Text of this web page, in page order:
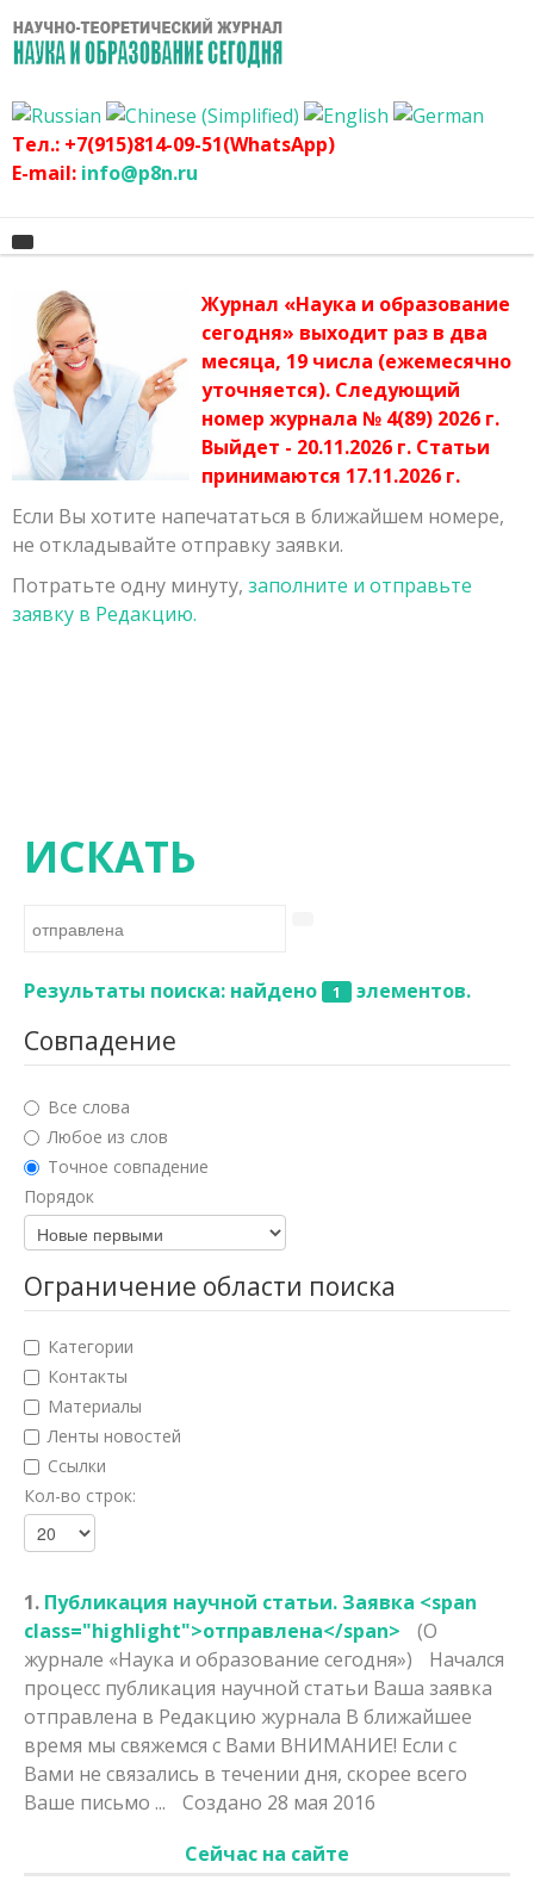
Тел.: +7(915)814-09-51(WhatsApp)
E-mail: info@p8n.ru
Главная
Архив журнала
Сертификат
Публикационная этика журнала
Политика журнала
Порядок рецензирования рукописей, поступивших в
редакцию
О журнале
График
Оргвзнос
Наши авторы
Физико-математические науки
Химические науки
Исторические науки
Философские науки
Филологические науки
Географические науки
Педагогические науки
Медицинские науки
Фармацевтические науки
Искусствоведение
Архитектура
Психологические науки
Социологические науки
Политические науки
Культурология
Науки о земле
Заявка на публикацию
Контакты
Журнал «Наука и образование
сегодня» выходит раз в два
месяца, 19 числа (ежемесячно
уточняется). Следующий
номер журнала № 4(89) 2026 г.
Выйдет - 20.11.2026 г. Статьи
принимаются 17.11.2026 г.
Если Вы хотите напечататься в ближайшем номере,
не откладывайте отправку заявки.
Потратьте одну минуту, заполните и отправьте
заявку в Редакцию.
ИСКАТЬ
Результаты поиска: найдено 1 элементов.
Совпадение
Все слова
Любое из слов
Точное совпадение
Порядок
Ограничение области поиска
Категории
Контакты
Материалы
Ленты новостей
Ссылки
Кол-во строк:
1. Публикация научной статьи. Заявка <span
class="highlight">отправлена</span>
(О
журнале «Наука и образование сегодня»)
Начался
процесс публикация научной статьи Ваша заявка
отправлена в Редакцию журнала В ближайшее
время мы свяжемся с Вами ВНИМАНИЕ! Если с
Вами не связались в течении дня, скорее всего
Ваше письмо ...
Создано 28 мая 2016
Сейчас на сайте